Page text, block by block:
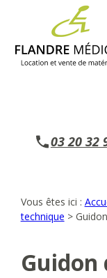
03 20 32
Vous êtes ici :
technique >
Panneau de gestion